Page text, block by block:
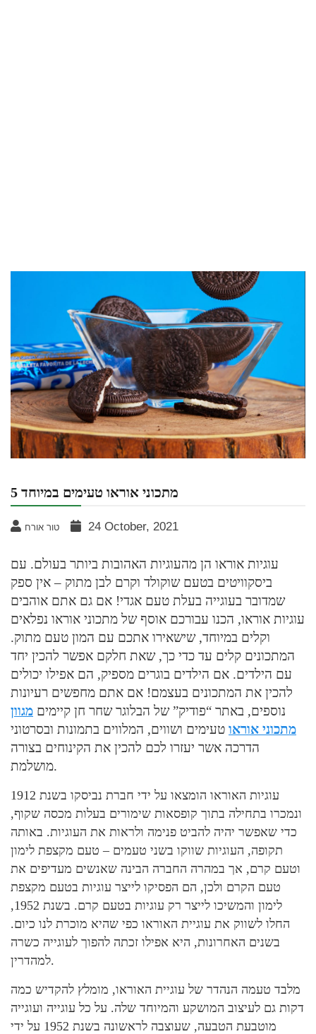
5 מתכוני אוראו טעימים במיוחד
טור אורח 24 October, 2021
עוגיות אוראו הן מהעוגיות האהובות ביותר בעולם. עם
ביסקוויטים בטעם שוקולד וקרם לבן מתוק – אין ספק
שמדובר בעוגייה בעלת טעם אגדי! אם גם אתם אוהבים
עוגיות אוראו, הכנו עבורכם אוסף של מתכוני אוראו נפלאים
וקלים במיוחד, שישאירו אתכם עם המון טעם מתוק.
המתכונים קלים עד כדי כך, שאת חלקם אפשר להכין יחד
עם הילדים. אם הילדים בוגרים מספיק, הם אפילו יכולים
להכין את המתכונים בעצמם! אם אתם מחפשים רעיונות
נוספים, באתר “פודיק” של הבלוגר שחר חן קיימים מגוון
מתכוני אוראו טעימים ושווים, המלווים בתמונות ובסרטוני
הדרכה אשר יעזרו לכם להכין את הקינוחים בצורה
מושלמת.
עוגיות האוראו הומצאו על ידי חברת נביסקו בשנת 1912
ונמכרו בתחילה בתוך קופסאות שימורים בעלות מכסה שקוף,
כדי שאפשר יהיה להביט פנימה ולראות את העוגיות. באותה
תקופה, העוגיות שווקו בשני טעמים – טעם מקצפת לימון
וטעם קרם, אך במהרה החברה הבינה שאנשים מעדיפים את
טעם הקרם ולכן, הם הפסיקו לייצר עוגיות בטעם מקצפת
לימון והמשיכו לייצר רק עוגיות בטעם קרם. בשנת 1952,
החלו לשווק את עוגיית האוראו כפי שהיא מוכרת לנו כיום.
בשנים האחרונות, היא אפילו זכתה להפוך לעוגייה כשרה
למהדרין.
מלבד טעמה הנהדר של עוגיית האוראו, מומלץ להקדיש כמה
דקות גם לעיצוב המושקע והמיוחד שלה. על כל עוגייה ועוגייה
מוטבעת הטבעה, שעוצבה לראשונה בשנת 1952 על ידי